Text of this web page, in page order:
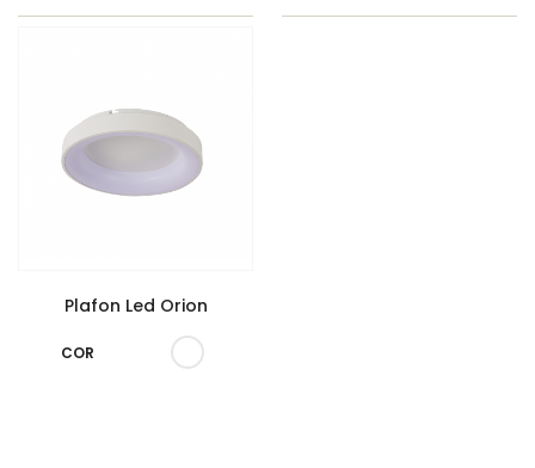
Plafon Led Orion
COR